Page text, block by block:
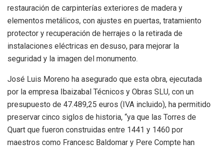
restauración de carpinterías exteriores de madera y
elementos metálicos, con ajustes en puertas, tratamiento
protector y recuperación de herrajes o la retirada de
instalaciones eléctricas en desuso, para mejorar la
seguridad y la imagen del monumento.
José Luis Moreno ha asegurado que esta obra, ejecutada
por la empresa Ibaizabal Técnicos y Obras SLU, con un
presupuesto de 47.489,25 euros (IVA incluido), ha permitido
preservar cinco siglos de historia, “ya que las Torres de
Quart que fueron construidas entre 1441 y 1460 por
maestros como Francesc Baldomar y Pere Compte han